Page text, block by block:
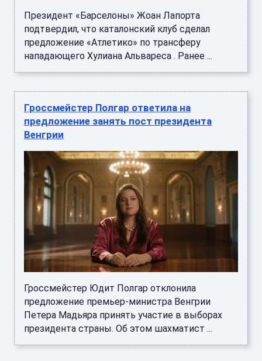
Президент «Барселоны» Жоан Лапорта
подтвердил, что каталонский клуб сделал
предложение «Атлетико» по трансферу
нападающего Хулиана Альвареса . Ранее ...
Гроссмейстер Полгар ответила на
предложение занять пост президента
Венгрии
Гроссмейстер Юдит Полгар отклонила
предложение премьер-министра Венгрии
Петера Мадьяра принять участие в выборах
президента страны. Об этом шахматист ...